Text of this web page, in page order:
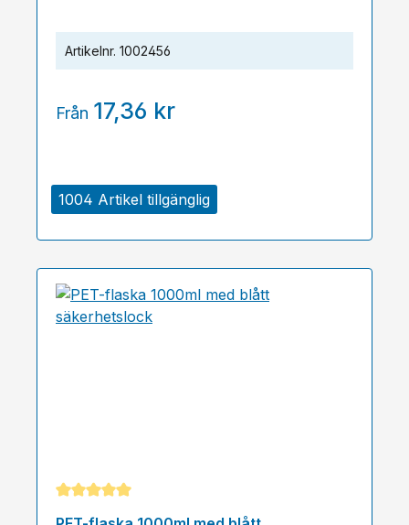
1004 Artikel tillgänglig
Artikelnr. 1002456
Från 17,36 kr
Genomsnittligt betyg på 5 av 5 stjärnor